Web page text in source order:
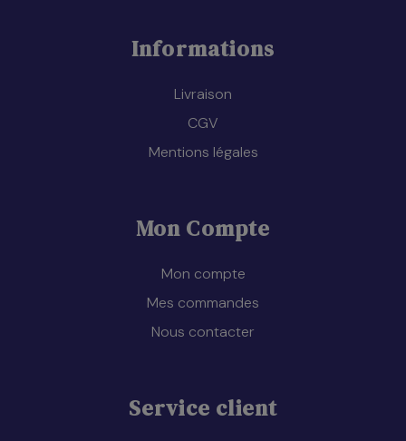
Informations
Livraison
CGV
Mentions légales
Mon Compte
Mon compte
Mes commandes
Nous contacter
Service client